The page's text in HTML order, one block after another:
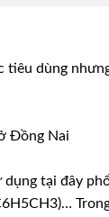
tiêu dùng
Đồng Nai
dụng tại đây